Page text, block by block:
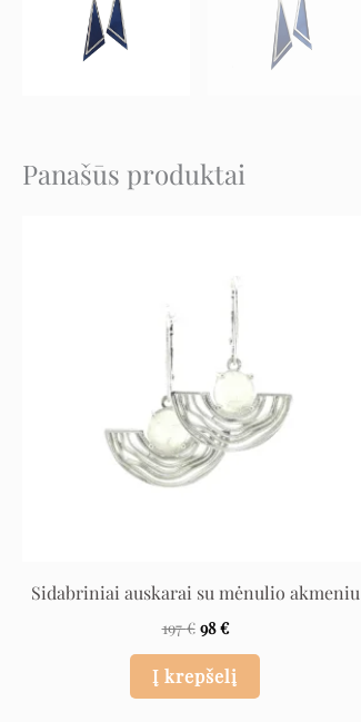
Panašūs produktai
Sidabriniai auskarai su mėnulio akmeniu
197€
197 €.
98€
98 €.
Į krepšelį